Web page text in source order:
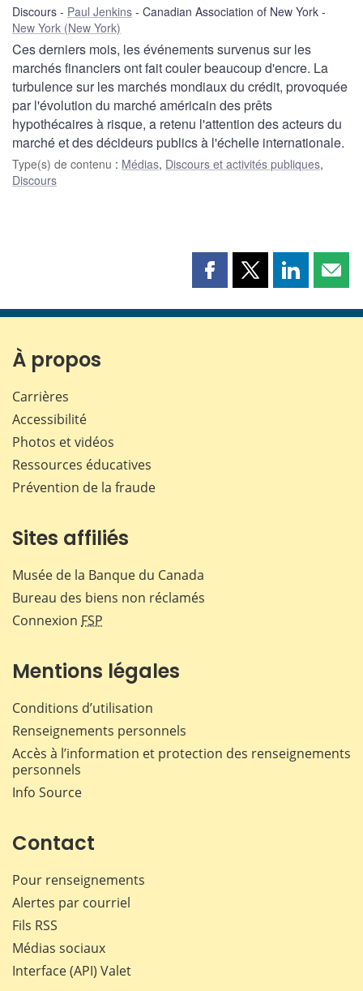
Discours Paul Jenkins
Canadian Association of New York
New York (New York)
Ces derniers mois, les événements survenus sur les
marchés financiers ont fait couler beaucoup d'encre. La
turbulence sur les marchés mondiaux du crédit, provoquée
par l'évolution du marché américain des prêts
hypothécaires à risque, a retenu l'attention des acteurs du
marché et des décideurs publics à l'échelle internationale.
Type(s) de contenu : Médias, Discours et activités publiques,
Discours
Partager
page
Partager
page
Partager
page page
À propos
Carrières
Accessibilité
Photos et vidéos
Ressources éducatives
Prévention de la fraude
Sites affiliés
Musée de la Banque du Canada
Bureau des biens non réclamés
Connexion FSP
Mentions légales
Conditions d’utilisation
Renseignements personnels
Accès à l’information et protection des renseignements
personnels
Info Source
Contact
Pour renseignements
Alertes par courriel
Fils RSS
Médias sociaux
Interface (API) Valet